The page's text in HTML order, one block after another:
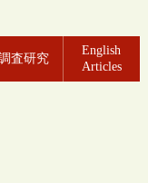
査研究
English
Articles